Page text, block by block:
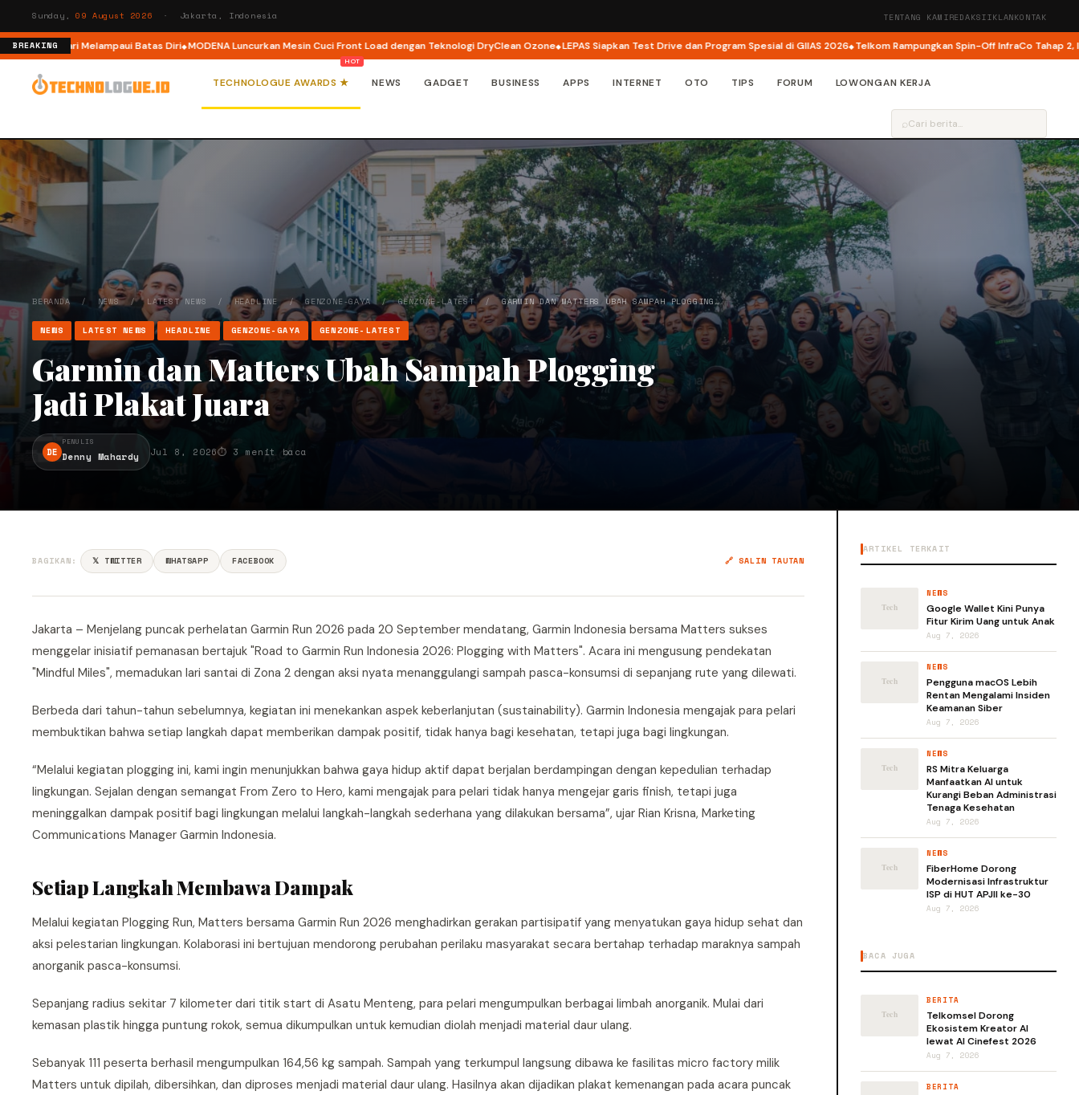
Sunday,09 August 2026 · Jakarta, Indonesia TENTANG KAMIREDAKSIIKLANKONTAK
BREAKING
Melampaui Batas Diri MODENA Luncurkan Mesin Cuci Front Load dengan Teknologi DryClean Ozone LEPAS Siapkan Test Drive dan Program Spesial di GIIAS 2026 Telkom Rampungkan Spin-Off InfraCo Tahap 2, InfraNexia
TECHNOLOGUE AWARDS ★ NEWS GADGET BUSINESS APPS INTERNET OTO TIPS FORUM LOWONGAN KERJA
⌕
BERANDA / NEWS/ LATEST NEWS /HEADLINE /GENZONE-GAYA/GENZONE-LATEST/GARMIN DAN MATTERS UBAH SAMPAH PLOGGING…
NEWS LATEST NEWS HEADLINE GENZONE-GAYA GENZONE-LATEST
Garmin dan Matters Ubah Sampah Plogging
Jadi Plakat Juara
DE
PENULIS
Denny Mahardy Jul 8, 2026⏱ 3 menit baca
BAGIKAN: 𝕏 TWITTER WHATSAPP FACEBOOK 🔗 SALIN TAUTAN
Jakarta – Menjelang puncak perhelatan Garmin Run 2026 pada 20 September mendatang, Garmin Indonesia bersama Matters sukses
menggelar inisiatif pemanasan bertajuk "Road to Garmin Run Indonesia 2026: Plogging with Matters". Acara ini mengusung pendekatan
"Mindful Miles", memadukan lari santai di Zona 2 dengan aksi nyata menanggulangi sampah pasca-konsumsi di sepanjang rute yang dilewati.
Berbeda dari tahun-tahun sebelumnya, kegiatan ini menekankan aspek keberlanjutan (sustainability). Garmin Indonesia mengajak para pelari
membuktikan bahwa setiap langkah dapat memberikan dampak positif, tidak hanya bagi kesehatan, tetapi juga bagi lingkungan.
“Melalui kegiatan plogging ini, kami ingin menunjukkan bahwa gaya hidup aktif dapat berjalan berdampingan dengan kepedulian terhadap
lingkungan. Sejalan dengan semangat From Zero to Hero, kami mengajak para pelari tidak hanya mengejar garis finish, tetapi juga
meninggalkan dampak positif bagi lingkungan melalui langkah-langkah sederhana yang dilakukan bersama”, ujar Rian Krisna, Marketing
Communications Manager Garmin Indonesia.
Setiap Langkah Membawa Dampak
Melalui kegiatan Plogging Run, Matters bersama Garmin Run 2026 menghadirkan gerakan partisipatif yang menyatukan gaya hidup sehat dan
aksi pelestarian lingkungan. Kolaborasi ini bertujuan mendorong perubahan perilaku masyarakat secara bertahap terhadap maraknya sampah
anorganik pasca-konsumsi.
Sepanjang radius sekitar 7 kilometer dari titik start di Asatu Menteng, para pelari mengumpulkan berbagai limbah anorganik. Mulai dari
kemasan plastik hingga puntung rokok, semua dikumpulkan untuk kemudian diolah menjadi material daur ulang.
Sebanyak 111 peserta berhasil mengumpulkan 164,56 kg sampah. Sampah yang terkumpul langsung dibawa ke fasilitas micro factory milik
Matters untuk dipilah, dibersihkan, dan diproses menjadi material daur ulang. Hasilnya akan dijadikan plakat kemenangan pada acara puncak
ARTIKEL TERKAIT
NEWS
Google Wallet Kini Punya
Fitur Kirim Uang untuk Anak
Aug 7, 2026
NEWS
Pengguna macOS Lebih
Rentan Mengalami Insiden
Keamanan Siber
Aug 7, 2026
NEWS
RS Mitra Keluarga
Manfaatkan AI untuk
Kurangi Beban Administrasi
Tenaga Kesehatan
Aug 7, 2026
NEWS
FiberHome Dorong
Modernisasi Infrastruktur
ISP di HUT APJII ke-30
Aug 7, 2026
BACA JUGA
BERITA
Telkomsel Dorong
Ekosistem Kreator AI
lewat AI Cinefest 2026
Aug 7, 2026
BERITA